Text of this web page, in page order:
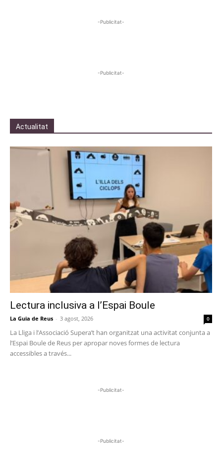
-Publicitat-
-Publicitat-
Actualitat
Lectura inclusiva a l’Espai Boule
La Guia de Reus - 3 agost, 2026 0
La Lliga i l’Associació Supera’t han organitzat una activitat conjunta a
l’Espai Boule de Reus per apropar noves formes de lectura
accessibles a través...
-Publicitat-
-Publicitat-